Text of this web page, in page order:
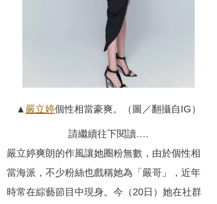
▲ 嚴立婷個性相當豪爽。（圖／翻攝自IG）
請繼續往下閱讀….
嚴立婷爽朗的作風讓她圈粉無數，由於個性相
當海派，不少粉絲也戲稱她為「嚴哥」，近年
時常在綜藝節目中現身。今（20日）她在社群